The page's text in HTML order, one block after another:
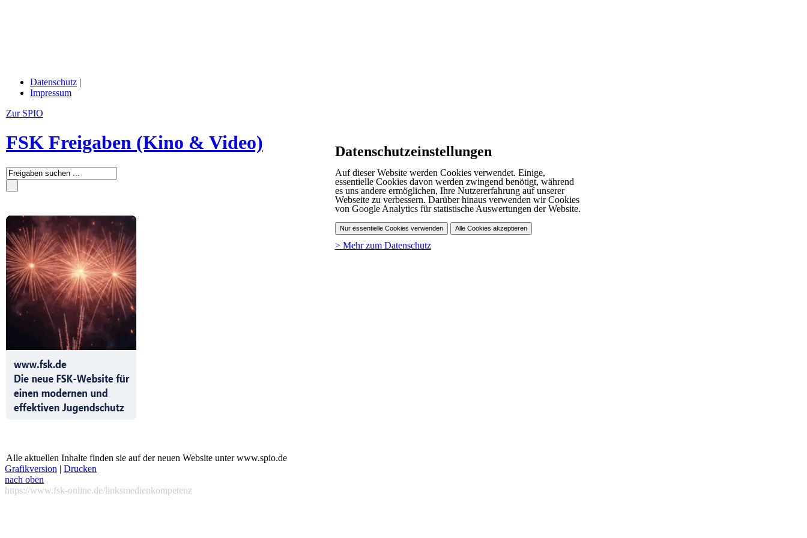
Datenschutzeinstellungen
Auf dieser Website werden Cookies verwendet. Einige,
essentielle Cookies davon werden zwingend benötigt, während
es uns andere ermöglichen, Ihre Nutzererfahrung auf unserer
Webseite zu verbessern. Darüber hinaus verwenden wir Cookies
von Google Analytics für statistische Auswertungen der Website.
Nur essentielle Cookies verwenden Alle Cookies akzeptieren
> Mehr zum Datenschutz
Datenschutz |
Impressum
Zur SPIO
FSK Freigaben (Kino & Video)
Alle aktuellen Inhalte finden sie auf der neuen Website unter www.spio.de
Grafikversion | Drucken
nach oben
https://www.fsk-online.de/linksmedienkompetenz